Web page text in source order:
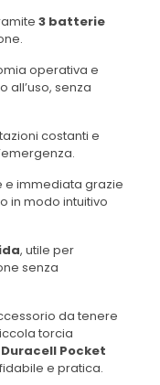
3 batterie
operativa e
all’uso, senza
costanti e
e immediata grazie
in modo intuitivo
, utile per
senza
da tenere
torcia
Pocket
e pratica.